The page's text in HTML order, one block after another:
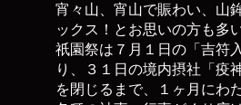
宵々山、宵山で賑わい、山
ックス！とお思いの方も多
祇園祭は７月１日の「吉符
り、３１日の境内摂社「疫
を閉じるまで、１ヶ月にわ